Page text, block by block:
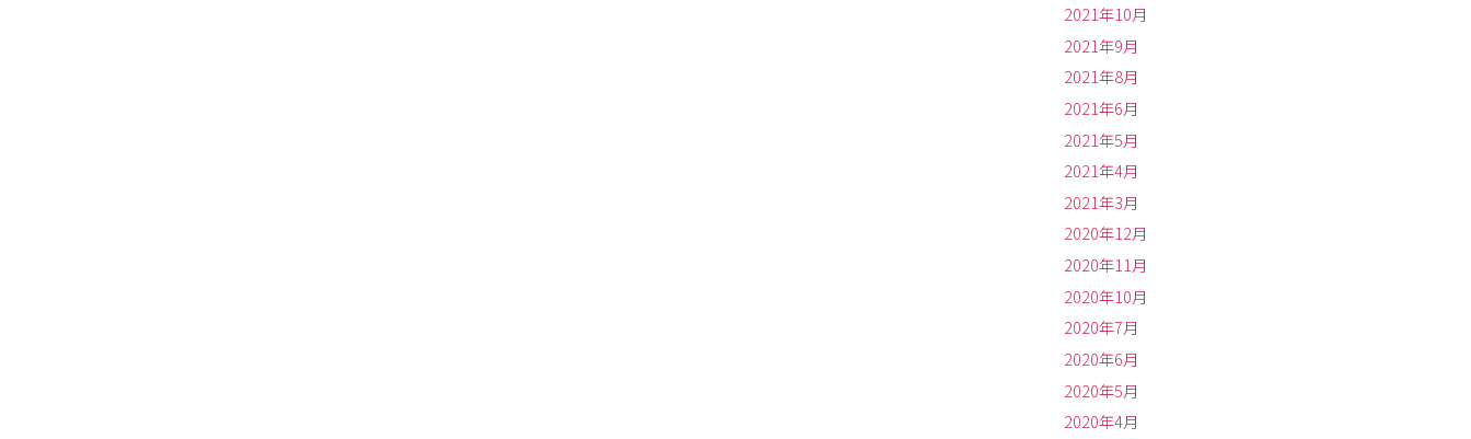
2021年10月
2021年9月
2021年8月
2021年6月
2021年5月
2021年4月
2021年3月
2020年12月
2020年11月
2020年10月
2020年7月
2020年6月
2020年5月
2020年4月